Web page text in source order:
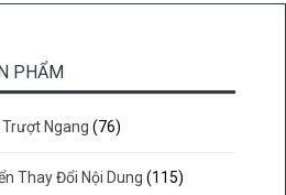
PHẨM
Trượt Ngang (76)
Thay Đổi Nội Dung (115)